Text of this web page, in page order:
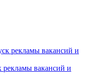
рекламы вакансий и